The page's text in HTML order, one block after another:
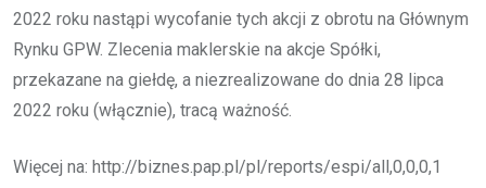
2022 roku nastąpi wycofanie tych akcji z obrotu na Głównym
Rynku GPW. Zlecenia maklerskie na akcje Spółki,
przekazane na giełdę, a niezrealizowane do dnia 28 lipca
2022 roku (włącznie), tracą ważność.
Więcej na: http://biznes.pap.pl/pl/reports/espi/all,0,0,0,1